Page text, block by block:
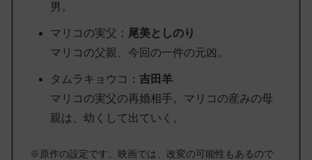
男。
マリコの実父： 尾美としのり
マリコの父親、今回の一件の元凶。
タムラキョウコ：吉田羊
マリコの実父の再婚相手。マリコの産みの母
親は、幼くして出ていく。
※原作の設定です。映画では、改変の可能性もあるので